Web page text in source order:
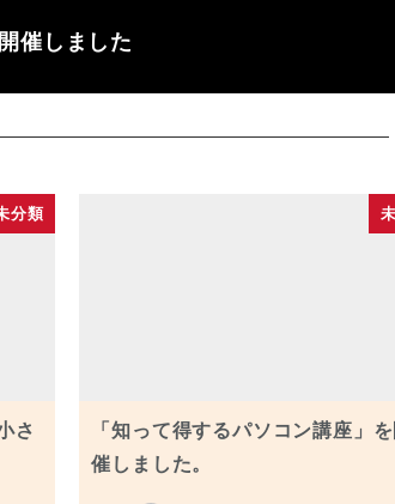
催しました
分類
さ
「知って得するパソコン講座」
催しました。